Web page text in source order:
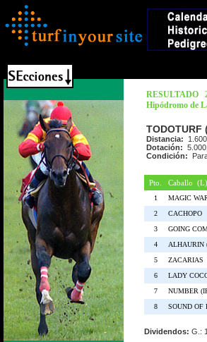
RESULTADO
Hipódromo de
Distancia:
Dotación:
Condición:
Pto. Caballo (L)
1 MAGIC
2
CACHOPO
3
GOING
4
ALHAURIN
5
ZACARIAS
6
LADY
7
NUMBER
8
SOUND OF
Dividendos: G.: